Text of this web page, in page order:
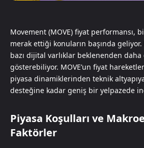
Movement (MOVE) fiyat performansı,
merak ettiği konuların başında
bazı dijital varlıklar beklenenden
gösterebiliyor. MOVE’un fiyat
piyasa dinamiklerinden teknik
desteğine kadar geniş bir yelpazede
Piyasa Koşulları ve
Faktörler